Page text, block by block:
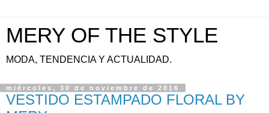
MERY OF THE STYLE
MODA, TENDENCIA Y ACTUALIDAD.
miércoles, 30 de noviembre de 2016
VESTIDO ESTAMPADO FLORAL BY